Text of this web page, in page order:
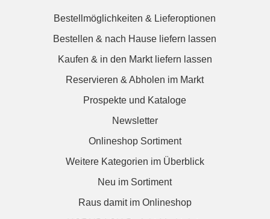
Bestellmöglichkeiten & Lieferoptionen
Bestellen & nach Hause liefern lassen
Kaufen & in den Markt liefern lassen
Reservieren & Abholen im Markt
Prospekte und Kataloge
Newsletter
Onlineshop Sortiment
Weitere Kategorien im Überblick
Neu im Sortiment
Raus damit im Onlineshop